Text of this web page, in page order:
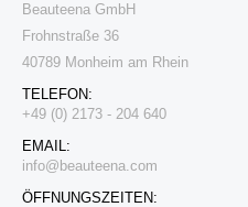
Beauteena GmbH
Frohnstraße 36
40789 Monheim am Rhein
TELEFON:
+49 (0) 2173 - 204 640
EMAIL:
info@beauteena.com
ÖFFNUNGSZEITEN: